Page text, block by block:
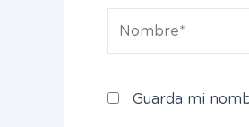
Guarda mi